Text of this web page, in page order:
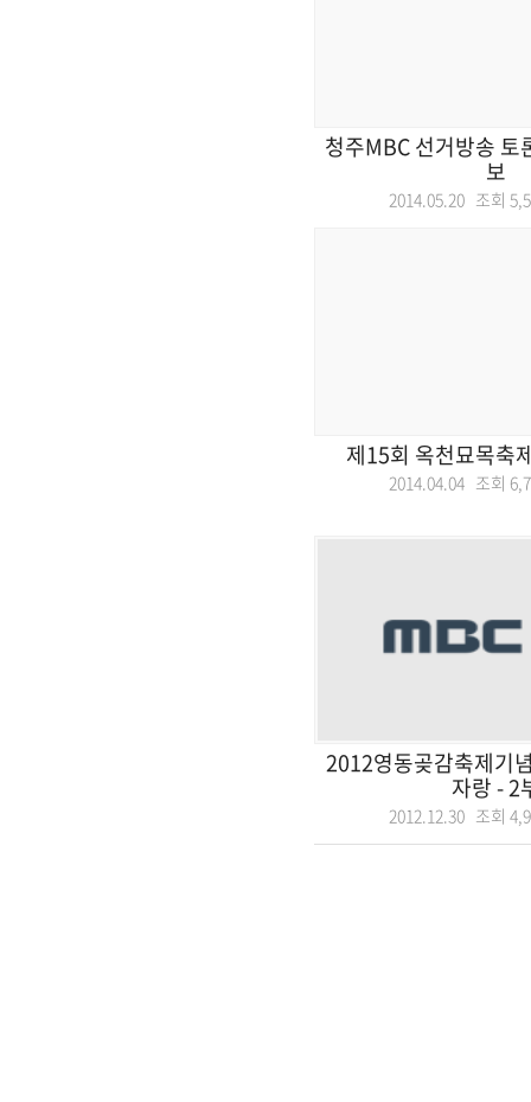
청주MBC 선거방송 토
보
2014.05.20 조회
제15회 옥천묘목축
2014.04.04 조회
2012영동곶감축제기
자랑 - 2
2012.12.30 조회